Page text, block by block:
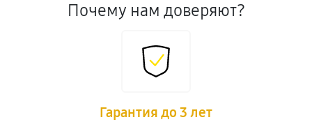
Почему нам доверяют?
Гарантия до 3 лет